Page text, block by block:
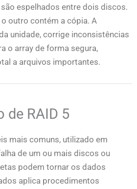
espelhados entre dois discos.
outro contém a cópia. A
unidade, corrige inconsistências
o array de forma segura,
a arquivos importantes.
de RAID 5
mais comuns, utilizado em
de um ou mais discos ou
podem tornar os dados
aplica procedimentos